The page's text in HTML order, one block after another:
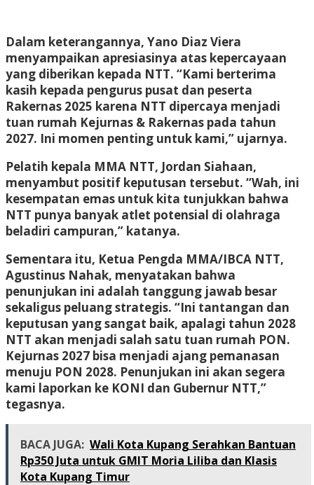
Dalam keterangannya, Yano Diaz Viera
menyampaikan apresiasinya atas kepercayaan
yang diberikan kepada NTT. “Kami berterima
kasih kepada pengurus pusat dan peserta
Rakernas 2025 karena NTT dipercaya menjadi
tuan rumah Kejurnas & Rakernas pada tahun
2027. Ini momen penting untuk kami,” ujarnya.
Pelatih kepala MMA NTT, Jordan Siahaan,
menyambut positif keputusan tersebut. “Wah, ini
kesempatan emas untuk kita tunjukkan bahwa
NTT punya banyak atlet potensial di olahraga
beladiri campuran,” katanya.
Sementara itu, Ketua Pengda MMA/IBCA NTT,
Agustinus Nahak, menyatakan bahwa
penunjukan ini adalah tanggung jawab besar
sekaligus peluang strategis. “Ini tantangan dan
keputusan yang sangat baik, apalagi tahun 2028
NTT akan menjadi salah satu tuan rumah PON.
Kejurnas 2027 bisa menjadi ajang pemanasan
menuju PON 2028. Penunjukan ini akan segera
kami laporkan ke KONI dan Gubernur NTT,”
tegasnya.
BACA JUGA: Wali Kota Kupang Serahkan Bantuan
Rp350 Juta untuk GMIT Moria Liliba dan Klasis
Kota Kupang Timur